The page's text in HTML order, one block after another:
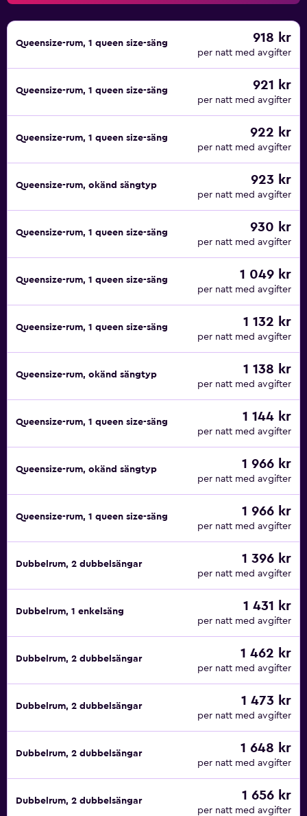
Queensize-rum, 1 queen size-säng 918 kr
per natt med avgifter
Queensize-rum, 1 queen size-säng 921 kr
per natt med avgifter
Queensize-rum, 1 queen size-säng 922 kr
per natt med avgifter
Queensize-rum, okänd sängtyp 923 kr
per natt med avgifter
Queensize-rum, 1 queen size-säng 930 kr
per natt med avgifter
Queensize-rum, 1 queen size-säng 1 049 kr
per natt med avgifter
Queensize-rum, 1 queen size-säng 1 132 kr
per natt med avgifter
Queensize-rum, okänd sängtyp 1 138 kr
per natt med avgifter
Queensize-rum, 1 queen size-säng 1 144 kr
per natt med avgifter
Queensize-rum, okänd sängtyp 1 966 kr
per natt med avgifter
Queensize-rum, 1 queen size-säng 1 966 kr
per natt med avgifter
Dubbelrum, 2 dubbelsängar 1 396 kr
per natt med avgifter
Dubbelrum, 1 enkelsäng 1 431 kr
per natt med avgifter
Dubbelrum, 2 dubbelsängar 1 462 kr
per natt med avgifter
Dubbelrum, 2 dubbelsängar 1 473 kr
per natt med avgifter
Dubbelrum, 2 dubbelsängar 1 648 kr
per natt med avgifter
Dubbelrum, 2 dubbelsängar 1 656 kr
per natt med avgifter